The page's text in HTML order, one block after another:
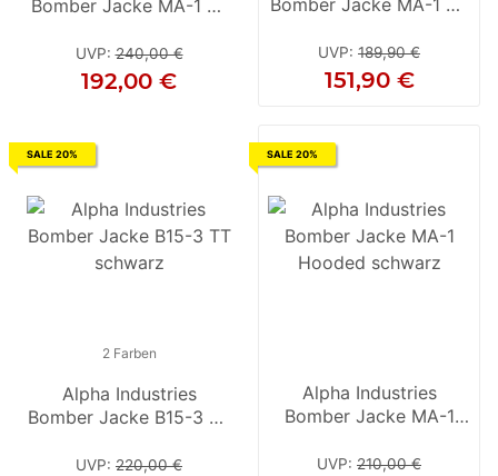
Bomber Jacke MA-1 D-
UVP:240,00 €
192,00 €
Bomber Jacke MA-1 D-
UVP:240,00 €
192,00 €
UVP: 189,90 €
151,90 €
SALE 20%
2 Farben
Alpha Industries
Bomber Jacke B15-3 TT
UVP: 220,00 €
Alpha Industries
Bomber Jacke B15-3 TT
UVP:220,00 €
SALE 20%
Alpha Industries
Bomber Jacke MA-1
UVP: 210,00 €